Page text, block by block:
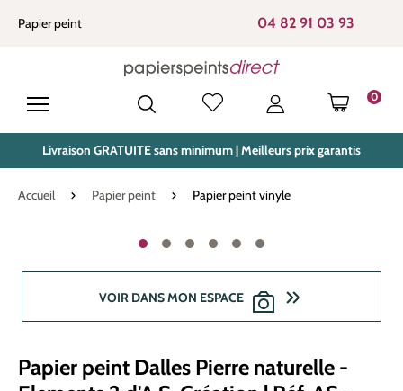
principal
Papier peint 04 82 91 03 93
0
LE
Livraison GRATUITE sans minimum | Meilleurs prix garantis
Accueil Papier peint Papier peint vinyle
VOIR DANS MON ESPACE
Papier peint Dalles Pierre naturelle -